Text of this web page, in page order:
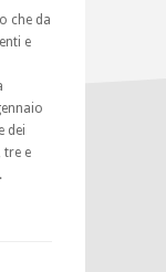
che da
e
dei
tre e